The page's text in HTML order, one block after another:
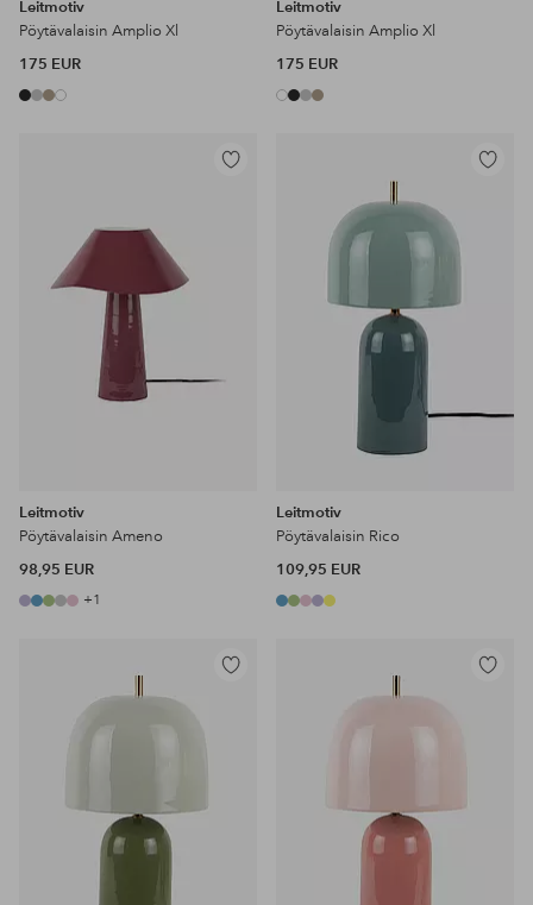
Leitmotiv
Pöytävalaisin Amplio Xl
175 EUR
Leitmotiv
Pöytävalaisin Amplio Xl
175 EUR
Lisää
Leitmotiv
Pöytävalaisin Ameno
98,95 EUR
+1
Lisää
Leitmotiv
Pöytävalaisin Rico
109,95 EUR
Lisää
Lisää